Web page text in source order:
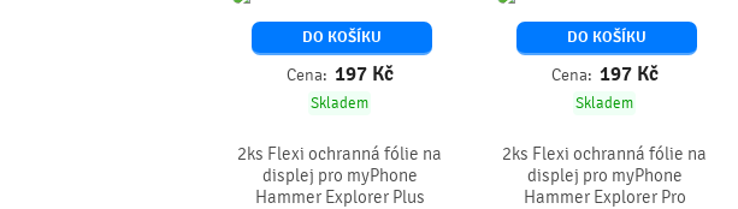
DO KOŠÍKU
Cena: 197 Kč
Skladem
DO KOŠÍKU
Cena: 197 Kč
Skladem
2ks Flexi ochranná fólie na
displej pro myPhone
Hammer Explorer Plus
2ks Flexi ochranná fólie na
displej pro myPhone
Hammer Explorer Pro